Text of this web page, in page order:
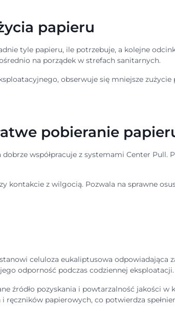
papieru
tyle papieru, ile potrzebuje, a kolejne
na porządek w strefach sanitarnych.
obserwuje się mniejsze
pobieranie
współpracuje z systemami Center Pull.
z wilgocią. Pozwala na sprawne
celuloza eukaliptusowa odpowiadająca
odporność podczas codziennej eksploatacji.
źródło pozyskania i powtarzalność jakości
papierowych, co potwierdza